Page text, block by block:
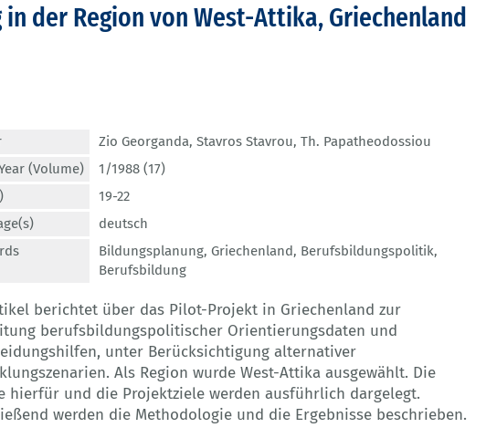
der Region von West-Attika, Griechenland
Zio Georganda, Stavros Stavrou, Th. Papatheodossiou
(Volume)
1/1988 (17)
19-22
deutsch
Bildungsplanung, Griechenland, Berufsbildungspolitik,
Berufsbildung
berichtet über das Pilot-Projekt in Griechenland zur
berufsbildungspolitischer Orientierungsdaten und
unter Berücksichtigung alternativer
Als Region wurde West-Attika ausgewählt. Die
hierfür und die Projektziele werden ausführlich dargelegt.
werden die Methodologie und die Ergebnisse beschrieben.